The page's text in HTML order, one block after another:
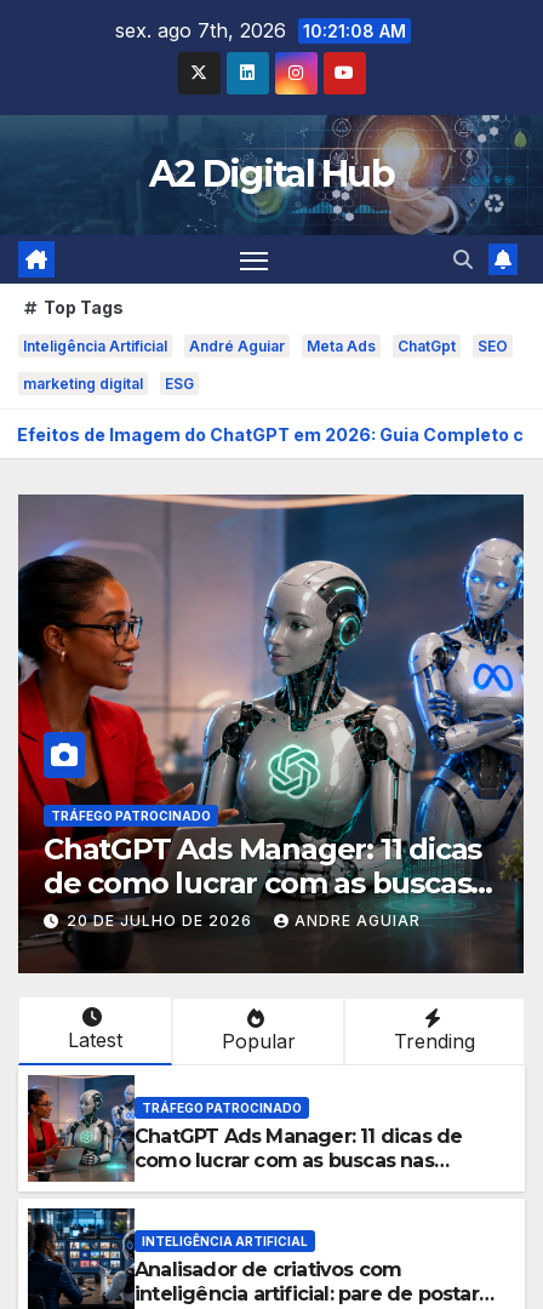
sex. ago 7th, 2026 10:21:10 AM
A2 Digital Hub
Top Tags
Inteligência Artificial André Aguiar Meta Ads ChatGpt SEO
marketing digital ESG
em 2026: Guia Completo com Prompts para
11 dicas
buscas
AGUIAR
INTELIGÊNCIA ARTIFICIAL
Analisador de criativos
inteligência artificial:
postar porcaria!
17 DE JULHO DE 2026 ANDRE
Latest Popular Trending
TRÁFEGO PATROCINADO
ChatGPT Ads Manager: 11 dicas de
como lucrar com as buscas nas
INTELIGÊNCIA ARTIFICIAL
Analisador de criativos com
inteligência artificial: pare de postar